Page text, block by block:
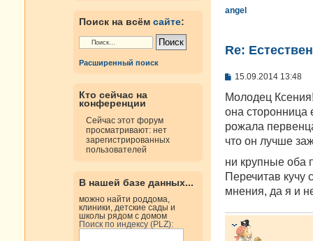
Поиск на всём сайте:
Расширенный поиск
Кто сейчас на
конференции
Сейчас этот форум
просматривают: нет
зарегистрированных
пользователей
В нашей базе данных...
можно найти роддома,
клиники, детские сады и
школы рядом с домом
Поиск по индексу (PLZ):
angel
Re:
С
о
щ
е
и
15.09.2014 13:48
Молодец
она сторонница
рожала
что он лучше
ни крупные оба
Перечитав кучу
мнения, да я и